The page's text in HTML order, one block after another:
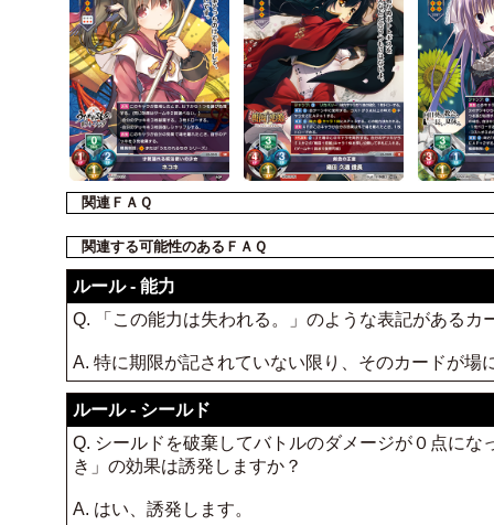
関連ＦＡＱ
関連する可能性のあるＦＡＱ
ルール - 能力
Q. 「この能力は失われる。」のような表記がある
A. 特に期限が記されていない限り、そのカードが場
ルール - シールド
Q. シールドを破棄してバトルのダメージが０点に
き」の効果は誘発しますか？
A. はい、誘発します。